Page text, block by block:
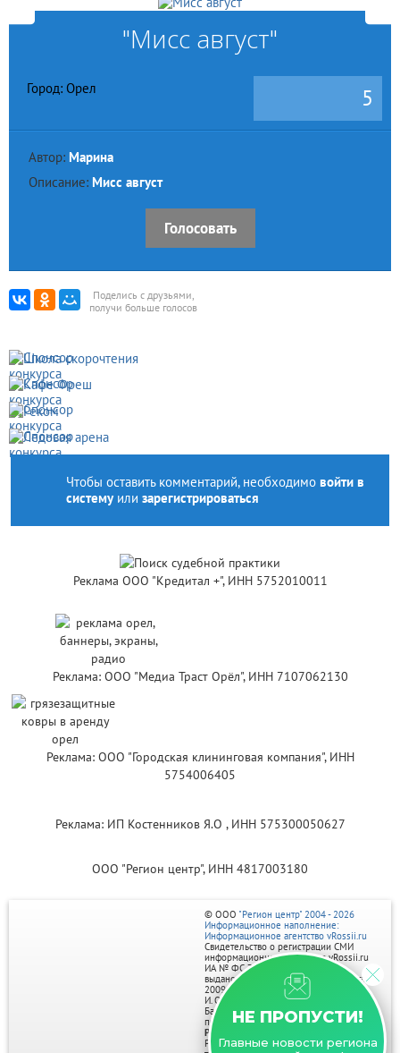
"Мисс август"
Город: Орел 5
Автор: Марина
Описание: Мисс август
Голосовать
Поделись с друзьями,
получи больше голосов
Чтобы оставить комментарий, необходимо войти в
системуили зарегистрироваться
Реклама ООО "Кредитал +", ИНН 5752010011
Реклама: ООО "Медиа Траст Орёл", ИНН 7107062130
Реклама: ООО "Городская клининговая компания", ИНН
5754006405
Реклама: ИП Костенников Я.О , ИНН 575300050627
ООО "Регион центр", ИНН 4817003180
НЕ ПРОПУСТИ!
Главные новости региона
© ООО "Регион центр" 2004 - 2026
Информационное наполнение:
Информационное агентство vRossii.ru
Свидетельство о регистрации СМИ
информационного агентства vRossii.ru
ИА № ФС 77‑35502
выдано РОСКОМНАДЗОРом 04 марта
2009г.
И. О. Главного редактора Нарыков А. Н.
Баннеры на портале размещаются на
правах рекламы.
Реклама на портале:
Рекламное агентство "Умный маркетинг"